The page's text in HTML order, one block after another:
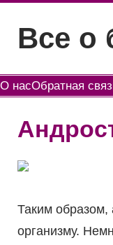
содержимому
Все о
О насОбратная
Таким образом,
организму.